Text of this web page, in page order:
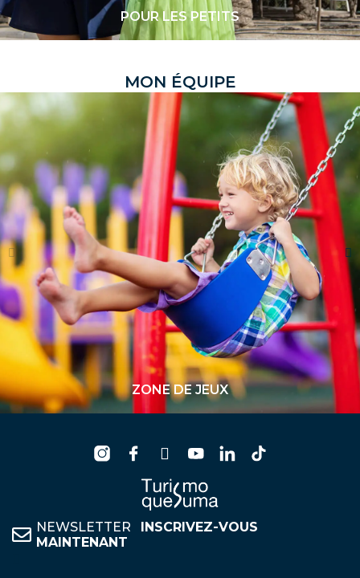
POUR LES PETITS
MON ÉQUIPE
ZONE DE JEUX
NEWSLETTER
INSCRIVEZ-VOUS
MAINTENANT